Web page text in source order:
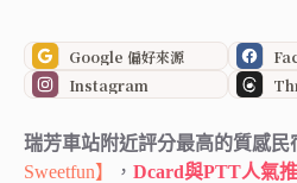
Google 偏好來源
Instagram
瑞芳車站附近評分最高的質感民
Sweetfun】
， Dcard與PTT人氣